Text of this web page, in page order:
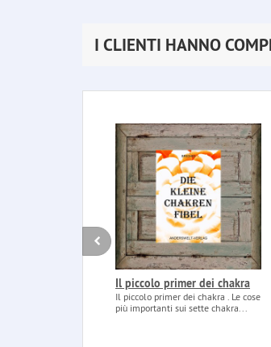
I CLIENTI HANNO
Il piccolo primer dei chakra
Il piccolo primer dei chakra . Le cose
più importanti sui sette chakra...